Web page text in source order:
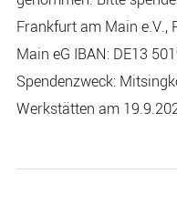
Frankfurt am Main e.V.,
Main eG IBAN: DE13
Spendenzweck:
Werkstätten am